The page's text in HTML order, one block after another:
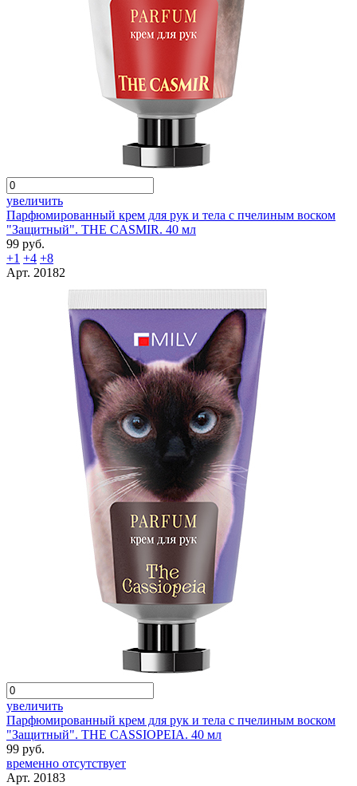
увеличить
Парфюмированный крем для рук и тела с пчелиным воском
"Защитный". THE CASMIR. 40 мл
99 руб.
+1 +4 +8
Арт. 20182
увеличить
Парфюмированный крем для рук и тела с пчелиным воском
"Защитный". THE CASSIOPEIA. 40 мл
99 руб.
временно отсутствует
Арт. 20183